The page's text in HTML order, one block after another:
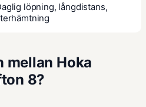
löpning, långdistans,
mellan Hoka
8?